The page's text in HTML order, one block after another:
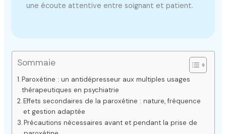
une écoute attentive entre soignant et patient.
Sommaie
Paroxétine : un antidépresseur aux multiples usages
thérapeutiques en psychiatrie
Effets secondaires de la paroxétine : nature, fréquence
et gestion adaptée
Précautions nécessaires avant et pendant la prise de